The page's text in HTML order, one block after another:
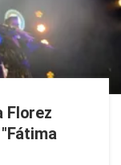
Florez